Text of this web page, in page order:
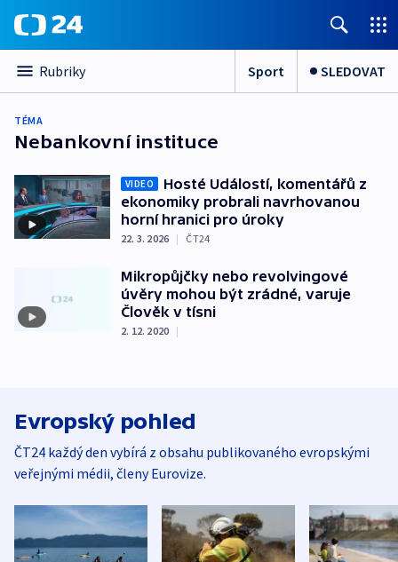
Rubriky Sport SLEDOVAT
TÉMA
Nebankovní instituce
VIDEO
Hosté Událostí, komentářů z
ekonomiky probrali navrhovanou
horní hranici pro úroky
22. 3. 2026 | ČT24
Mikropůjčky nebo revolvingové
úvěry mohou být zrádné, varuje
Člověk v tísni
2. 12. 2020 |
Evropský pohled
ČT24 každý den vybírá z obsahu publikovaného evropskými
veřejnými médii, členy Eurovize.